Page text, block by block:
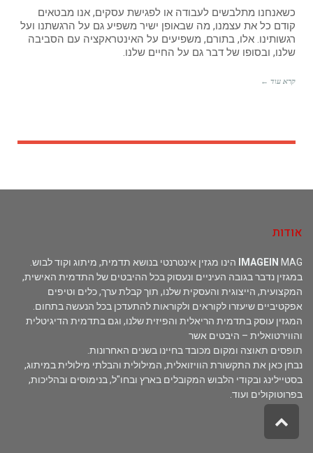
כשאנחנו מתלבשים לעבודה או לפגישת עסקים, אנו מבטאים
קודם כל את עצמנו, מה שבאופן ישיר משפיע גם על הרגשתנו ועל
רגשותינו. אלו, בתורם, משפיעים על האינטראקציה עם הסביבה
שלנו, ובסופו של דבר גם על החיים שלנו.
קרא עוד ←
אודות
IMAGEIN MAG הינו מגזין אינטרנטי בנושא תדמית, מיתוג וקוד לבוש.
במגזין נדבר בגובה העיניים ונעסוק בכל ההיבטים של התדמית האישית,
המקצועית, הייצוגית והעסקית שלנו, תוך קבלת ערך, כלים וטיפים
אפקטיביים שיעזרו לקוראים ולקוראות להתעדכן בכל הנעשה בתחום.
המגזין עוסק בתדמית הריאלית והפיזית שלנו, וגם בתדמית הדיגיטלית
והווירטואלית – היבטים אשר
תופסים תאוצה ומקום מכובד בחיינו בשנים האחרונות.
נבחן כאן את התקשורת הוויזואלית, המילולית והבלתי מילולית במיתוג,
בסטיילינג ובקודי הלבוש המקובלים בארץ ובחו"ל, בנימוסים ובהליכות,
בפרוטוקולים ועוד.
לראש